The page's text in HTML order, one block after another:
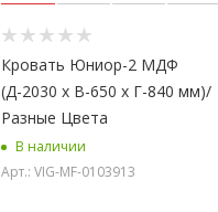
Кровать Юниор-2 МДФ
(Д-2030 х В-650 х Г-840 мм)/
Разные Цвета
В наличии
Арт.: VIG-MF-0103913